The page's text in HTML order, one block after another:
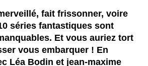
fait frissonner, voire
séries fantastiques sont
Et vous auriez tort
vous embarquer ! En
Léa Bodin et jean-maxime